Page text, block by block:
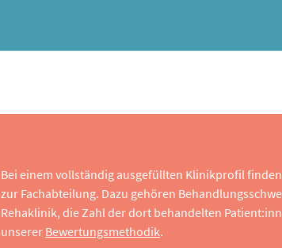
Bei einem vollständig ausgefüllten Klinikprofil
zur Fachabteilung. Dazu gehören
Rehaklinik, die Zahl der dort behandelten
unserer Bewertungsmethodik.